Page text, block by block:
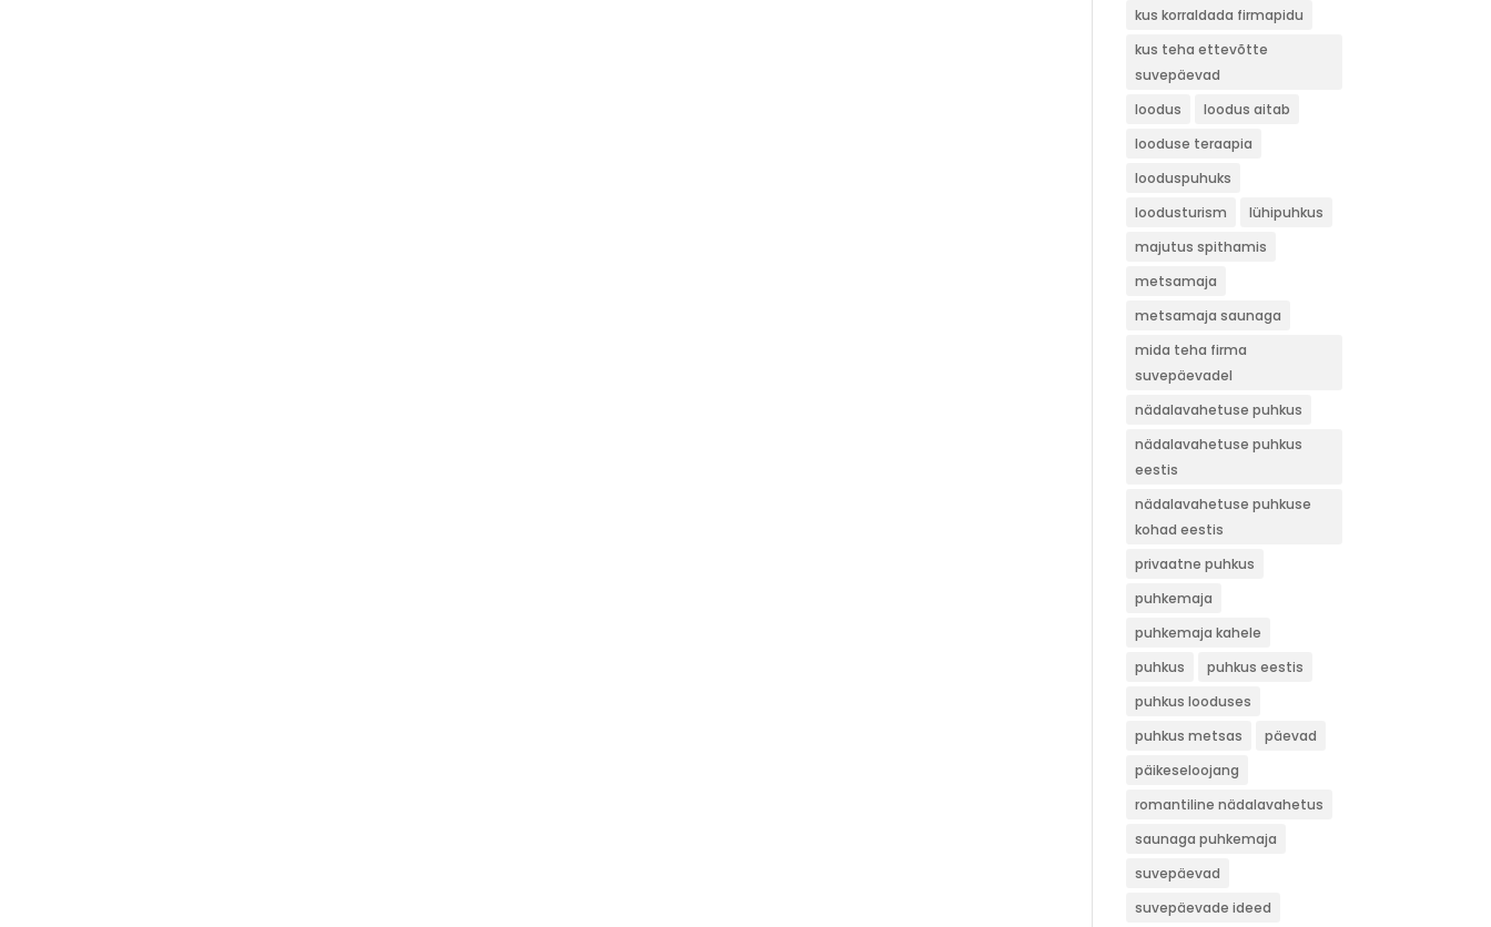
kus korraldada firmapidu
kus teha ettevõtte
suvepäevad
loodus
loodus aitab
looduse teraapia
looduspuhuks
loodusturism
lühipuhkus
majutus spithamis
metsamaja
metsamaja saunaga
mida teha firma
suvepäevadel
nädalavahetuse puhkus
nädalavahetuse puhkus
eestis
nädalavahetuse puhkuse
kohad eestis
privaatne puhkus
puhkemaja
puhkemaja kahele
puhkus
puhkus eestis
puhkus looduses
puhkus metsas
päevad
päikeseloojang
romantiline nädalavahetus
saunaga puhkemaja
suvepäevad
suvepäevade ideed